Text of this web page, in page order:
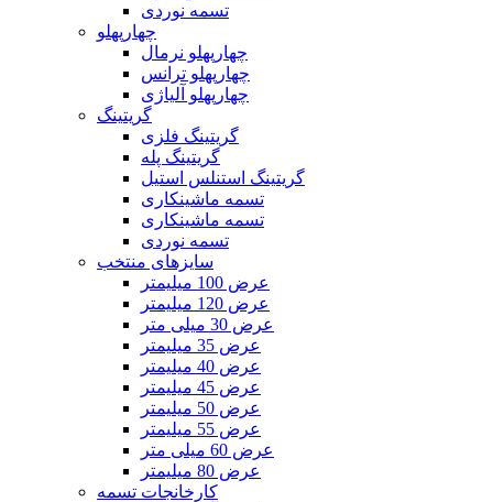
تسمه نوردی
چهارپهلو
چهارپهلو نرمال
چهارپهلو ترانس
چهارپهلو آلیاژی
گریتینگ
گریتینگ فلزی
گریتینگ پله
گریتینگ استنلس استیل
تسمه ماشینکاری
تسمه ماشینکاری
تسمه نوردی
سایزهای منتخب
عرض 100 میلیمتر
عرض 120 میلیمتر
عرض 30 میلی متر
عرض 35 میلیمتر
عرض 40 میلیمتر
عرض 45 میلیمتر
عرض 50 میلیمتر
عرض 55 میلیمتر
عرض 60 میلی متر
عرض 80 میلیمتر
کارخانجات تسمه